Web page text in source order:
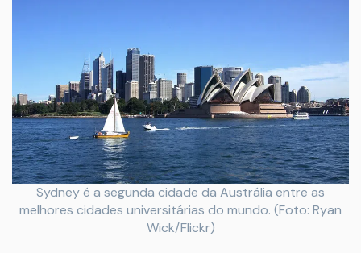
Sydney é a segunda cidade da Austrália entre as
melhores cidades universitárias do mundo. (Foto: Ryan
Wick/Flickr)